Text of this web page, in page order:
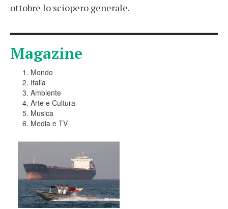
ottobre lo sciopero generale.
Magazine
Mondo
Italia
Ambiente
Arte e Cultura
Musica
Media e TV